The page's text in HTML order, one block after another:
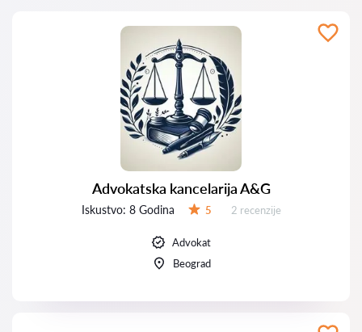
Advokatska kancelarija A&G
Iskustvo: 8 Godina 5 Recenzija:
2 recenzije
Advokat
Beograd